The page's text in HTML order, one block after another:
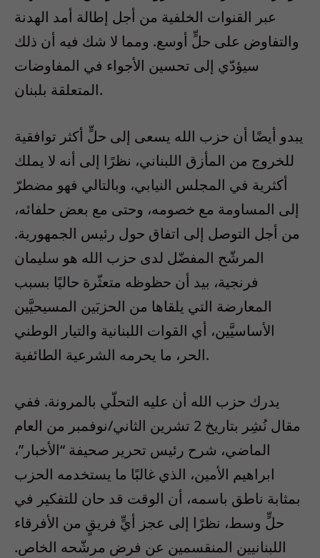
عبر القنوات الخلفية من أجل إطالة أمد الهدنة
والتفاوض على حلٍّ أوسع. ومما لا شك فيه أن ذلك
سيؤدّي إلى تحسين الأجواء في المفاوضات
المتعلقة بلبنان.
يبدو أيضًا أن حزب الله يسعى إلى حلٍّ أكثر توافقية
للخروج من المأزق اللبناني، نظرًا إلى أنه لا يملك
أكثرية في المجلس النيابي، وبالتالي فهو مضطرّ
إلى المساومة مع خصومه، وحتى مع بعض حلفائه،
من أجل التوصل إلى اتفاق حول رئيس الجمهورية.
المرشّح المفضّل لدى حزب الله هو سليمان
فرنجية، بيد أن حظوظه متعثّرة حاليًا بسبب
المعارضة التي يلقاها من الحزبَين المسيحيَّين
الأساسيَّين، أي القوات اللبنانية والتيار الوطني
الحر، ما يحرمه الشرعية الطائفية.
يدرك حزب الله أن عليه التحلّي بالمرونة. ففي
مقال نُشِر بتاريخ 2 تشرين الثاني/نوفمبر من العام
الماضي، شرح رئيس تحرير صحيفة “الأخبار”،
ابراهيم الأمين، الذي غالبًا ما يستخدمه الحزب
بمثابة ناطق باسمه، أن الوقت قد حان للتفكير في
حلٍّ وسط، نظرًا إلى عجز أيٍّ فريقٍ من الأفرقاء
اللبنانيين المنقسمين عن فرض مرشّحه الخاص.